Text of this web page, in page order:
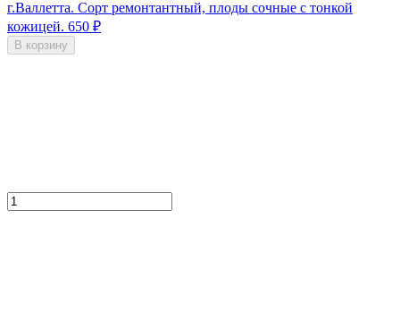
г.Валлетта. Сорт ремонтантный, плоды сочные с тонкой
кожицей. 650 ₽
В корзину